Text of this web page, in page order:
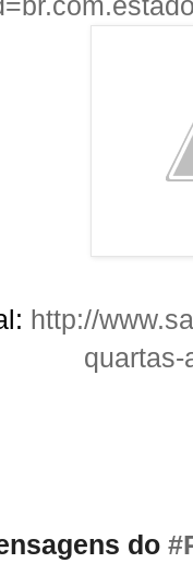
http://
quartas-
do‪